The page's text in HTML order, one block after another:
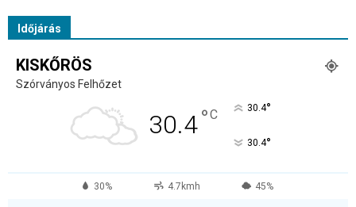
Időjárás
KISKŐRÖS
Szórványos Felhőzet
30.4°C 30.4°
30.4°
30% 4.7kmh 45%